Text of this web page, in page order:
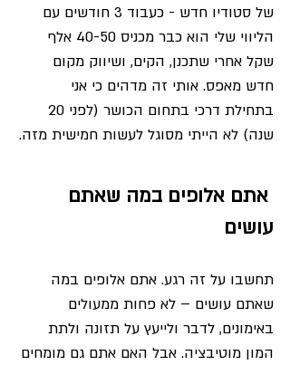
של סטודיו חדש - כעבוד 3 חודשים עם
הליווי שלי הוא כבר מכניס 40-50 אלף
שקל אחרי שתכנן, הקים, ושיווק מקום
חדש מאפס. אותי זה מדהים כי אני
שנה) לא הייתי מסוגל לעשות חמישית מזה.
אתם אלופים במה שאתם
עושים
תחשבו על זה רגע. אתם אלופים במה
שאתם עושים – לא פחות ממעולים
באימונים, לדבר ולייעץ על תזונה ולתת
המון מוטיבציה. אבל האם אתם גם מומחים